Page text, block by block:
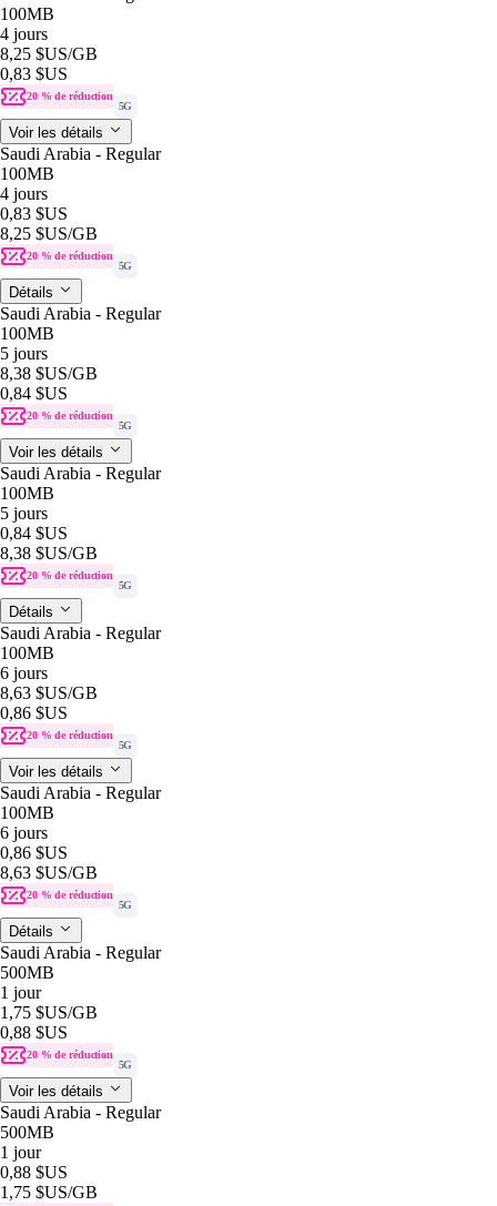
100MB
4 jours
8,25 $US/GB
0,83 $US
20 % de réduction
5G
Voir les détails
Saudi Arabia - Regular
100MB
4 jours
0,83 $US
8,25 $US/GB
20 % de réduction
5G
Détails
Saudi Arabia - Regular
100MB
5 jours
8,38 $US/GB
0,84 $US
20 % de réduction
5G
Voir les détails
Saudi Arabia - Regular
100MB
5 jours
0,84 $US
8,38 $US/GB
20 % de réduction
5G
Détails
Saudi Arabia - Regular
100MB
6 jours
8,63 $US/GB
0,86 $US
20 % de réduction
5G
Voir les détails
Saudi Arabia - Regular
100MB
6 jours
0,86 $US
8,63 $US/GB
20 % de réduction
5G
Détails
Saudi Arabia - Regular
500MB
1 jour
1,75 $US/GB
0,88 $US
20 % de réduction
5G
Voir les détails
Saudi Arabia - Regular
500MB
1 jour
0,88 $US
1,75 $US/GB